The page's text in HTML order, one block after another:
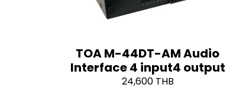
TOA M-44DT-AM Audio
Interface 4 input4 output
24,600 THB